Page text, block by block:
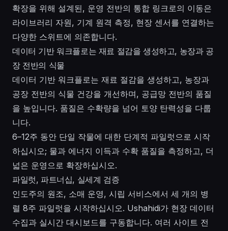
확장을 위해 설계된, 운영 전반의 통합 링크로의 이동은
라이브러리 자원, 기계 원격 측정, 현장 센서를 연결하는
다양한 스위트에 의존합니다.
데이터 기반 워크플로는 재료 절감을 생성하고, 농장과 공
장 전반의 식물
데이터 기반 워크플로는 재료 절감을 생성하고, 농장과
공장 전반의 식물 건강을 개선하며, 공급망 전반의 품질
을 높입니다. 품질은 수확량을 넘어 토양 탄력성을 다룹
니다.
6–12주 동안 단일 작물에 대한 단계적 파일럿으로 시작
하십시오; 물과 에너지 이득과 수확 품질을 측정하고, 더
넓은 운영으로 확장하십시오.
파일럿, 파트너십, 실세계 검증
인도주의 원조, 소매 운영, 시립 서비스에서 세 개의 병
렬 8주 파일럿을 시작하십시오. Ushahidi가 현장 데이터
수집과 실시간 대시보드를 구동합니다. 여러 사이트 전